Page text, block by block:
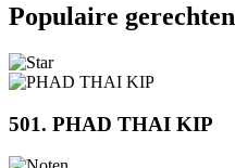
Populaire gerechten
501. PHAD THAI KIP